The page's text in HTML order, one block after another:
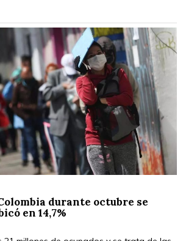
durante octubre se
en 14,7%